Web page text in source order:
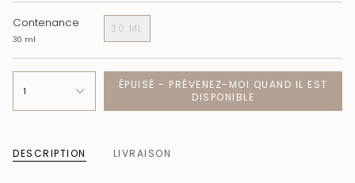
Contenance
30 ml
30 ML
1
ÉPUISÉ - PRÉVENEZ-MOI QUAND IL EST
DISPONIBLE
DESCRIPTION LIVRAISON